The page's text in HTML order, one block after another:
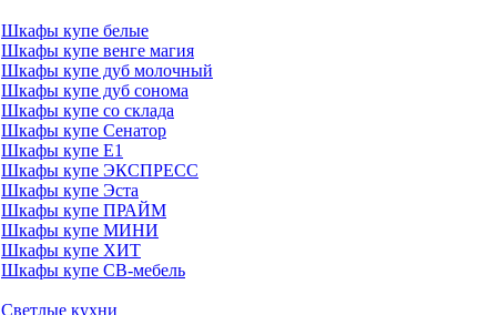
Шкафы купе белые
Шкафы купе венге магия
Шкафы купе дуб молочный
Шкафы купе дуб сонома
Шкафы купе со склада
Шкафы купе Сенатор
Шкафы купе Е1
Шкафы купе ЭКСПРЕСС
Шкафы купе Эста
Шкафы купе ПРАЙМ
Шкафы купе МИНИ
Шкафы купе ХИТ
Шкафы купе СВ-мебель
Светлые кухни